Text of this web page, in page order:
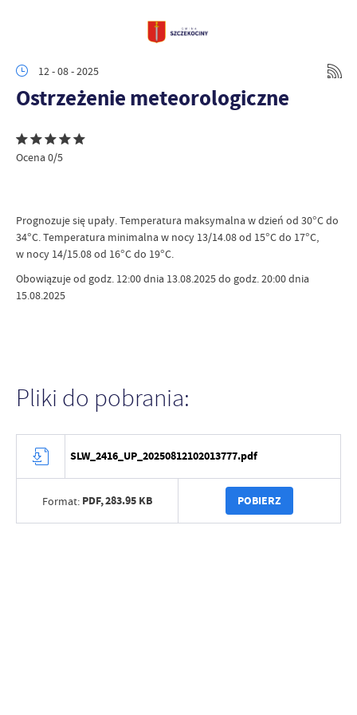
12 - 08 - 2025
Ostrzeżenie meteorologiczne
Ocena 0/5
Prognozuje się upały. Temperatura maksymalna w dzień od 30°C do
34°C. Temperatura minimalna w nocy 13/14.08 od 15°C do 17°C,
w nocy 14/15.08 od 16°C do 19°C.
Obowiązuje od godz. 12:00 dnia 13.08.2025 do godz. 20:00 dnia
15.08.2025
Pliki do pobrania:
SLW_2416_UP_20250812102013777.pdf
Format: PDF,283.95 KB POBIERZ